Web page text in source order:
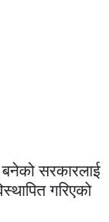
बनेको सरकारलाई
गरिएको